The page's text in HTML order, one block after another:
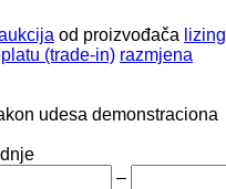
od proizvođača lizing
(trade-in) razmjena
udesa demonstraciona
–